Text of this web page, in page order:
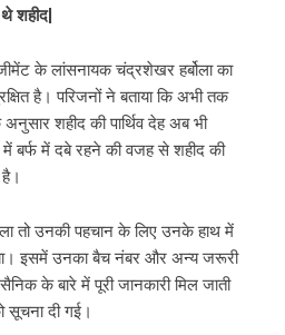
शहीद|
के लांसनायक चंद्रशेखर हर्बोला का
है। परिजनों ने बताया कि अभी तक
शहीद की पार्थिव देह अब भी
में बर्फ में दबे रहने की वजह से शहीद की
तो उनकी पहचान के लिए उनके हाथ में
इसमें उनका बैच नंबर और अन्य जरूरी
के बारे में पूरी जानकारी मिल जाती
दी गई।